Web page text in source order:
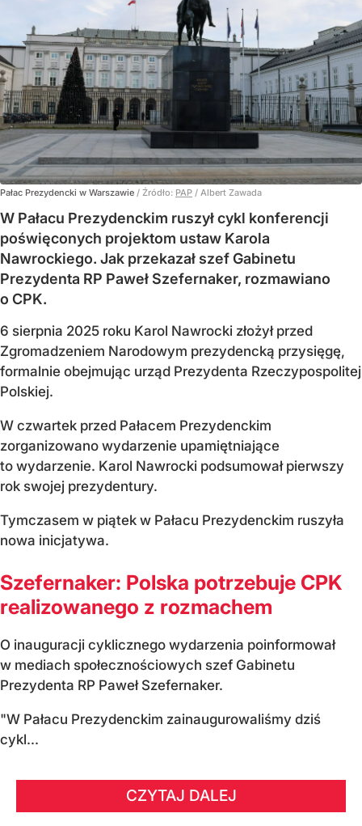
Pałac Prezydencki w Warszawie / Źródło: PAP / Albert Zawada
W Pałacu Prezydenckim ruszył cykl konferencji
poświęconych projektom ustaw Karola
Nawrockiego. Jak przekazał szef Gabinetu
Prezydenta RP Paweł Szefernaker, rozmawiano
o CPK.
6 sierpnia 2025 roku Karol Nawrocki złożył przed
Zgromadzeniem Narodowym prezydencką przysięgę,
formalnie obejmując urząd Prezydenta Rzeczypospolitej
Polskiej.
W czwartek przed Pałacem Prezydenckim
zorganizowano wydarzenie upamiętniające
to wydarzenie. Karol Nawrocki podsumował pierwszy
rok swojej prezydentury.
Tymczasem w piątek w Pałacu Prezydenckim ruszyła
nowa inicjatywa.
Szefernaker: Polska potrzebuje CPK
realizowanego z rozmachem
O inauguracji cyklicznego wydarzenia poinformował
w mediach społecznościowych szef Gabinetu
Prezydenta RP Paweł Szefernaker.
"W Pałacu Prezydenckim zainaugurowaliśmy dziś
cykl...
CZYTAJ DALEJ